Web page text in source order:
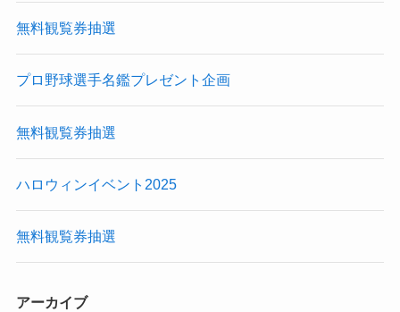
無料観覧券抽選
プロ野球選手名鑑プレゼント企画
無料観覧券抽選
ハロウィンイベント2025
無料観覧券抽選
アーカイブ